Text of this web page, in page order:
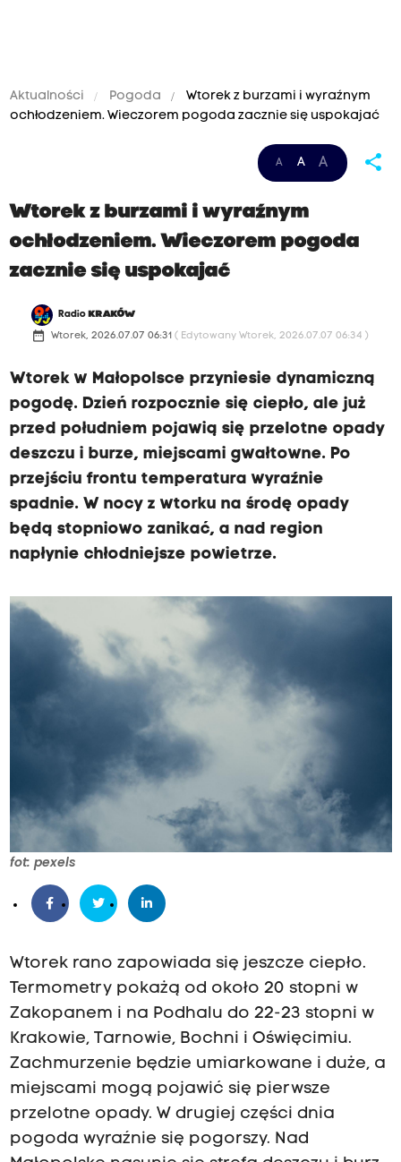
Aktualności Pogoda
Wtorek z burzami i wyraźnym
ochłodzeniem. Wieczorem pogoda zacznie się uspokajać
A A A share
Wtorek z burzami i wyraźnym
ochłodzeniem. Wieczorem pogoda
zacznie się uspokajać
Radio KRAKÓW
date_range Wtorek, 2026.07.07 06:31 ( Edytowany Wtorek, 2026.07.07 06:34 )
Wtorek w Małopolsce przyniesie dynamiczną
pogodę. Dzień rozpocznie się ciepło, ale już
przed południem pojawią się przelotne opady
deszczu i burze, miejscami gwałtowne. Po
przejściu frontu temperatura wyraźnie
spadnie. W nocy z wtorku na środę opady
będą stopniowo zanikać, a nad region
napłynie chłodniejsze powietrze.
fot: pexels
Wtorek rano zapowiada się jeszcze ciepło.
Termometry pokażą od około 20 stopni w
Zakopanem i na Podhalu do 22-23 stopni w
Krakowie, Tarnowie, Bochni i Oświęcimiu.
Zachmurzenie będzie umiarkowane i duże, a
miejscami mogą pojawić się pierwsze
przelotne opady. W drugiej części dnia
pogoda wyraźnie się pogorszy. Nad